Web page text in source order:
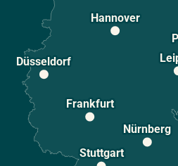
Hannover
Düsseldorf
Frankfurt
Nürnberg
Stuttgart